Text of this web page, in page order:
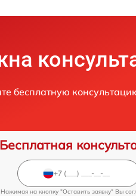
бесплатную
Бесплатная
Нажимая на кнопку "Оставить заявку" Вы